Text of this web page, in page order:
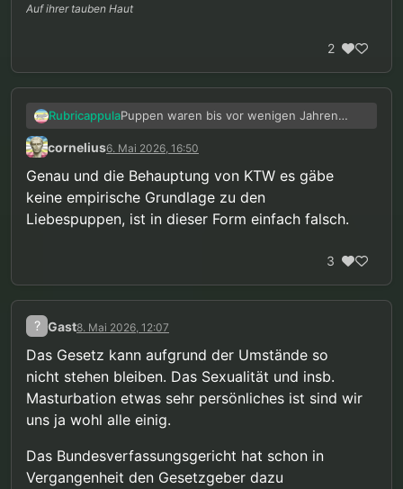
Auf ihrer tauben Haut
2
RubricappulaPuppen waren bis vor wenigen Jahren
noch legal und da war das auch kein Thema
für KTW. Die Antwort tut so, als wär das ein
cornelius6. Mai 2026, 16:50
Genau und die Behauptung von KTW es gäbe
keine empirische Grundlage zu den
Liebespuppen, ist in dieser Form einfach falsch.
3
? Gast8. Mai 2026, 12:07
Das Gesetz kann aufgrund der Umstände so
nicht stehen bleiben. Das Sexualität und insb.
Masturbation etwas sehr persönliches ist sind wir
uns ja wohl alle einig.
Das Bundesverfassungsgericht hat schon in
Vergangenheit den Gesetzgeber dazu